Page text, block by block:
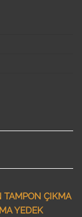
TAMPON ÇIKMA
YEDEK